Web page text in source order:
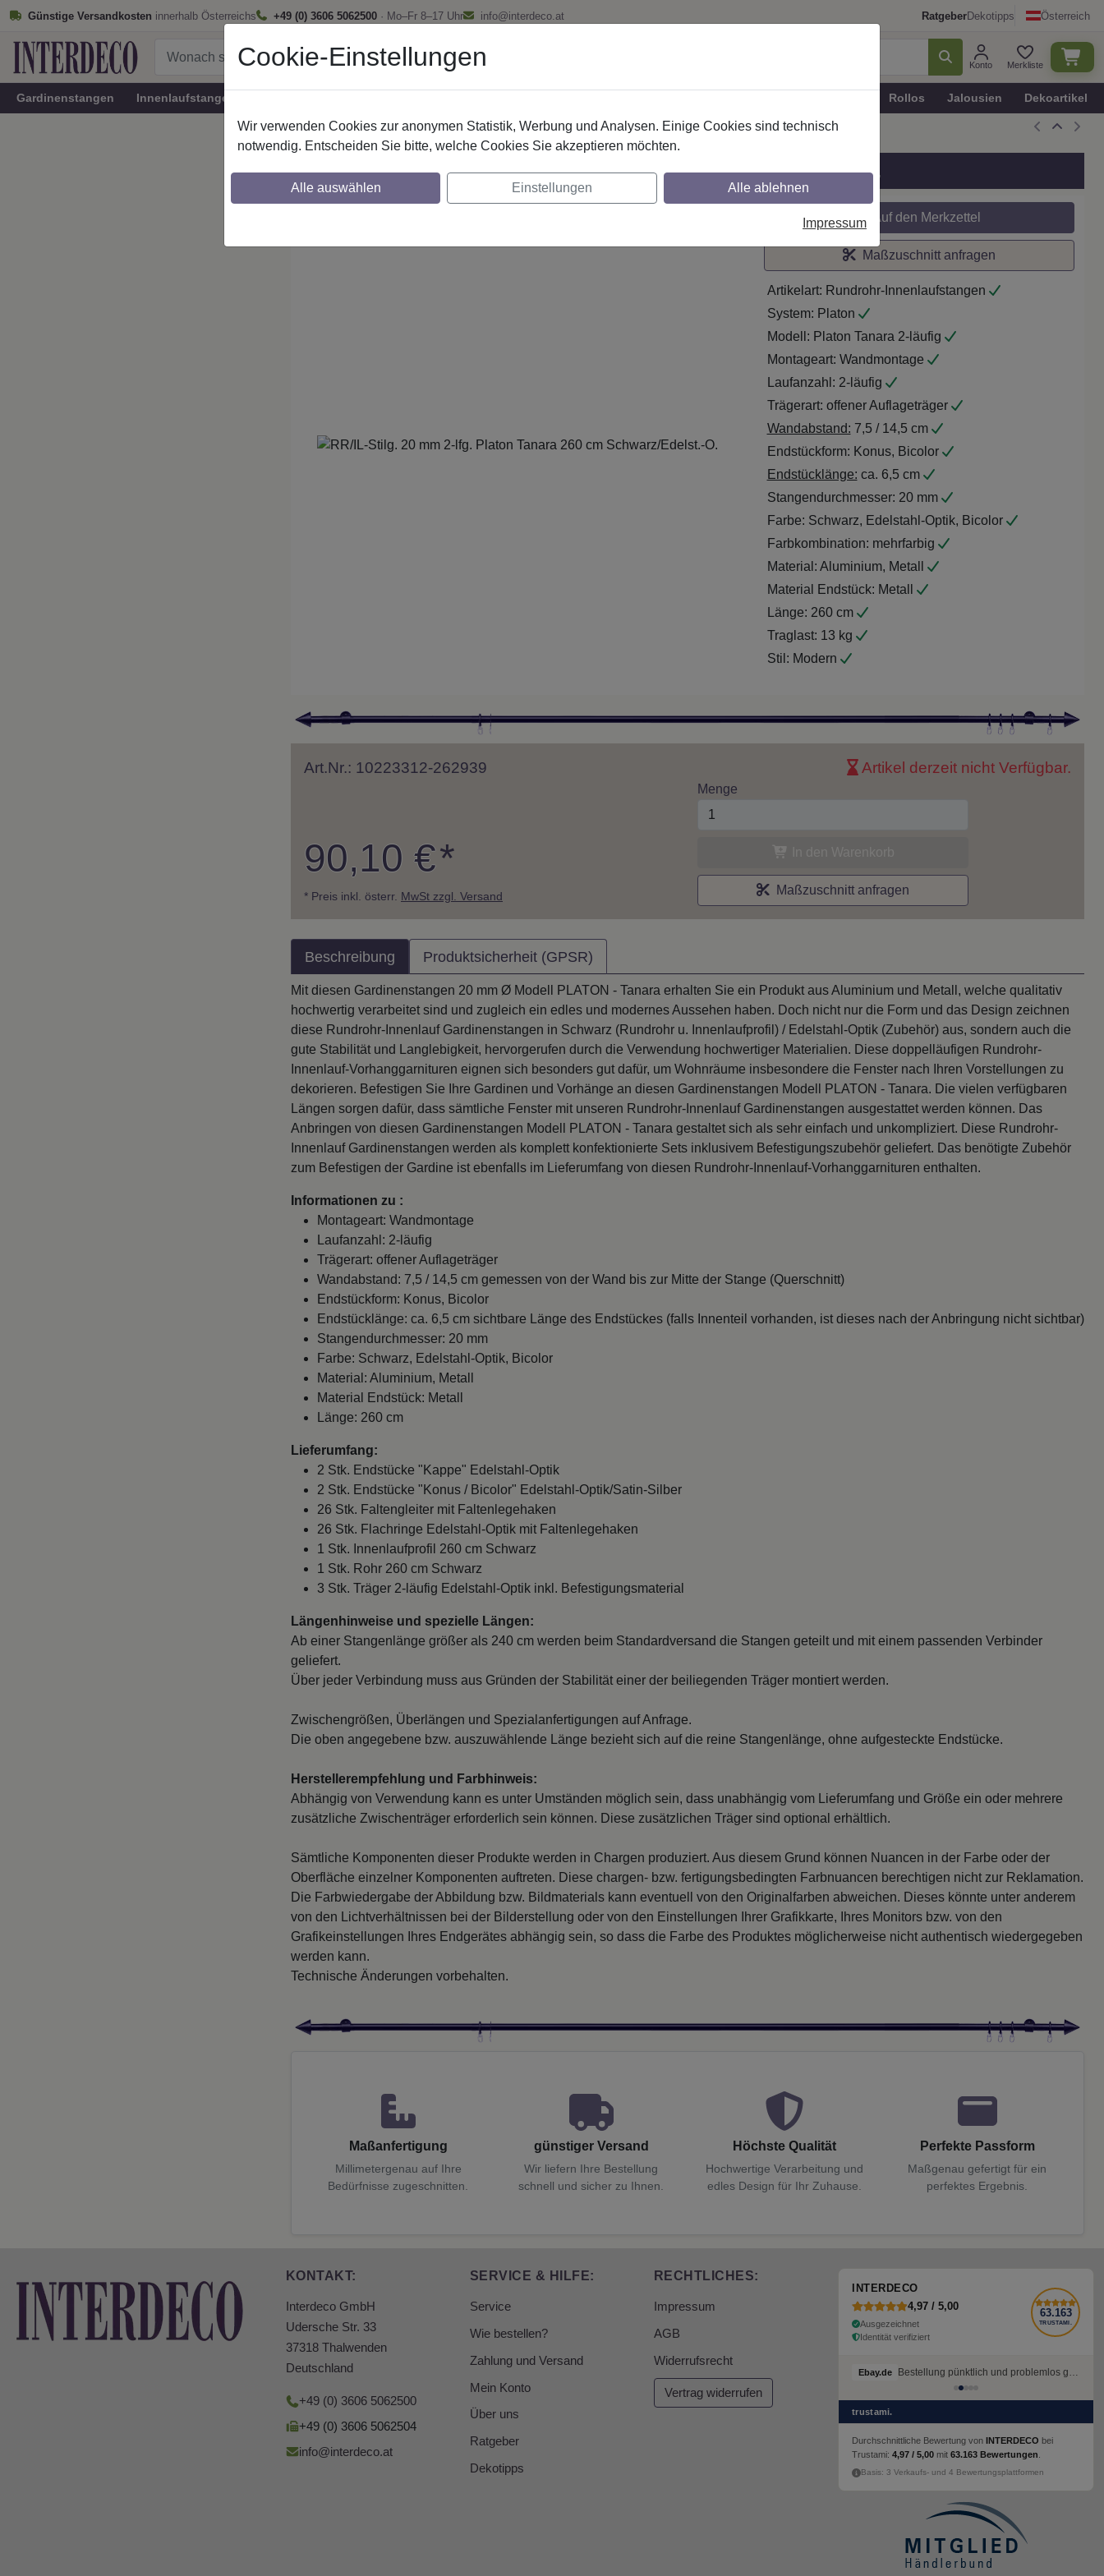
Günstige Versandkosten innerhalb Österreichs +49 (0) 3606 5062500 · Mo–Fr 8–17 Uhr info@interdeco.at RatgeberDekotipps Österreich
Konto Merkliste
Gardinenstangen Innenlaufstangen Rollos Jalousien Dekoartikel
RR/IL-Stilg. 20 mm 2-lfg. Platon Tanara 260 cm Schwarz/Edelst.-O.
Maßzuschnitt möglich
Auf den Merkzettel
Maßzuschnitt anfragen
Artikelart: Rundrohr-Innenlaufstangen
System: Platon
Modell: Platon Tanara 2-läufig
Montageart: Wandmontage
Laufanzahl: 2-läufig
Trägerart: offener Auflageträger
Wandabstand: 7,5 / 14,5 cm
Endstückform: Konus, Bicolor
Endstücklänge: ca. 6,5 cm
Stangendurchmesser: 20 mm
Farbe: Schwarz, Edelstahl-Optik, Bicolor
Farbkombination: mehrfarbig
Material: Aluminium, Metall
Material Endstück: Metall
Länge: 260 cm
Traglast: 13 kg
Stil: Modern
Art.Nr.: 10223312-262939 Artikel derzeit nicht Verfügbar.
90,10 €*
* Preis inkl. österr. MwSt zzgl. Versand
Menge
Maßzuschnitt anfragen
Beschreibung Produktsicherheit (GPSR)
Mit diesen Gardinenstangen 20 mm Ø Modell PLATON - Tanara erhalten Sie ein Produkt aus Aluminium und Metall, welche qualitativ
hochwertig verarbeitet sind und zugleich ein edles und modernes Aussehen haben. Doch nicht nur die Form und das Design zeichnen
diese Rundrohr-Innenlauf Gardinenstangen in Schwarz (Rundrohr u. Innenlaufprofil) / Edelstahl-Optik (Zubehör) aus, sondern auch die
gute Stabilität und Langlebigkeit, hervorgerufen durch die Verwendung hochwertiger Materialien. Diese doppelläufigen Rundrohr-
Innenlauf-Vorhanggarnituren eignen sich besonders gut dafür, um Wohnräume insbesondere die Fenster nach Ihren Vorstellungen zu
dekorieren. Befestigen Sie Ihre Gardinen und Vorhänge an diesen Gardinenstangen Modell PLATON - Tanara. Die vielen verfügbaren
Längen sorgen dafür, dass sämtliche Fenster mit unseren Rundrohr-Innenlauf Gardinenstangen ausgestattet werden können. Das
Anbringen von diesen Gardinenstangen Modell PLATON - Tanara gestaltet sich als sehr einfach und unkompliziert. Diese Rundrohr-
Innenlauf Gardinenstangen werden als komplett konfektionierte Sets inklusivem Befestigungszubehör geliefert. Das benötigte Zubehör
zum Befestigen der Gardine ist ebenfalls im Lieferumfang von diesen Rundrohr-Innenlauf-Vorhanggarnituren enthalten.
Informationen zu :
Montageart: Wandmontage
Laufanzahl: 2-läufig
Trägerart: offener Auflageträger
Wandabstand: 7,5 / 14,5 cm gemessen von der Wand bis zur Mitte der Stange (Querschnitt)
Endstückform: Konus, Bicolor
Endstücklänge: ca. 6,5 cm sichtbare Länge des Endstückes (falls Innenteil vorhanden, ist dieses nach der Anbringung nicht sichtbar)
Stangendurchmesser: 20 mm
Farbe: Schwarz, Edelstahl-Optik, Bicolor
Material: Aluminium, Metall
Material Endstück: Metall
Länge: 260 cm
Lieferumfang:
2 Stk. Endstücke "Kappe" Edelstahl-Optik
2 Stk. Endstücke "Konus / Bicolor" Edelstahl-Optik/Satin-Silber
26 Stk. Faltengleiter mit Faltenlegehaken
26 Stk. Flachringe Edelstahl-Optik mit Faltenlegehaken
1 Stk. Innenlaufprofil 260 cm Schwarz
1 Stk. Rohr 260 cm Schwarz
3 Stk. Träger 2-läufig Edelstahl-Optik inkl. Befestigungsmaterial
Längenhinweise und spezielle Längen:
Ab einer Stangenlänge größer als 240 cm werden beim Standardversand die Stangen geteilt und mit einem passenden Verbinder
geliefert.
Über jeder Verbindung muss aus Gründen der Stabilität einer der beiliegenden Träger montiert werden.
Zwischengrößen, Überlängen und Spezialanfertigungen auf Anfrage.
Die oben angegebene bzw. auszuwählende Länge bezieht sich auf die reine Stangenlänge, ohne aufgesteckte Endstücke.
Herstellerempfehlung und Farbhinweis:
Abhängig von Verwendung kann es unter Umständen möglich sein, dass unabhängig vom Lieferumfang und Größe ein oder mehrere
zusätzliche Zwischenträger erforderlich sein können. Diese zusätzlichen Träger sind optional erhältlich.
Sämtliche Komponenten dieser Produkte werden in Chargen produziert. Aus diesem Grund können Nuancen in der Farbe oder der
Oberfläche einzelner Komponenten auftreten. Diese chargen- bzw. fertigungsbedingten Farbnuancen berechtigen nicht zur Reklamation.
Die Farbwiedergabe der Abbildung bzw. Bildmaterials kann eventuell von den Originalfarben abweichen. Dieses könnte unter anderem
von den Lichtverhältnissen bei der Bilderstellung oder von den Einstellungen Ihrer Grafikkarte, Ihres Monitors bzw. von den
Grafikeinstellungen Ihres Endgerätes abhängig sein, so dass die Farbe des Produktes möglicherweise nicht authentisch wiedergegeben
werden kann.
Technische Änderungen vorbehalten.
Maßanfertigung
Millimetergenau auf Ihre
Bedürfnisse zugeschnitten.
günstiger Versand
Wir liefern Ihre Bestellung
schnell und sicher zu Ihnen.
Höchste Qualität
Hochwertige Verarbeitung und
edles Design für Ihr Zuhause.
Perfekte Passform
Maßgenau gefertigt für ein
perfektes Ergebnis.
KONTAKT:
Interdeco GmbH
Udersche Str. 33
37318 Thalwenden
Deutschland
+49 (0) 3606 5062500
+49 (0) 3606 5062504
info@interdeco.at
SERVICE & HILFE:
Service
Wie bestellen?
Zahlung und Versand
Mein Konto
Über uns
Ratgeber
Dekotipps
RECHTLICHES:
Impressum
AGB
Widerrufsrecht
Vertrag widerrufen
INTERDECO
4,97 / 5,00
Ausgezeichnet
Identität verifiziert
63.163
TRUSTAMI.
Ebay.de Bestellung pünktlich und problemlos geliefert
trustami.
Durchschnittliche Bewertung von INTERDECO bei
Trustami: 4,97 / 5,00 mit 63.163 Bewertungen
Basis: 3 Verkaufs- und 4 Bewertungsplattformen
Cookie-Einstellungen
Wir verwenden Cookies zur anonymen Statistik, Werbung und Analysen. Einige Cookies sind technisch
notwendig. Entscheiden Sie bitte, welche Cookies Sie akzeptieren möchten.
Alle auswählen Einstellungen Alle ablehnen
Impressum